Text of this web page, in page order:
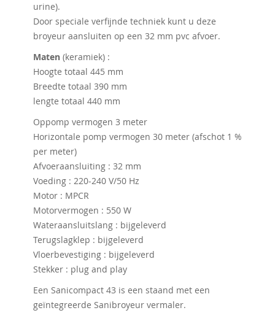
urine).
Door speciale verfijnde techniek kunt u deze
broyeur aansluiten op een 32 mm pvc afvoer.
Maten (keramiek) :
Hoogte totaal 445 mm
Breedte totaal 390 mm
lengte totaal 440 mm
Oppomp vermogen 3 meter
Horizontale pomp vermogen 30 meter (afschot 1 %
per meter)
Afvoeraansluiting : 32 mm
Voeding : 220-240 V/50 Hz
Motor : MPCR
Motorvermogen : 550 W
Wateraansluitslang : bijgeleverd
Terugslagklep : bijgeleverd
Vloerbevestiging : bijgeleverd
Stekker : plug and play
Een Sanicompact 43 is een staand met een
geïntegreerde Sanibroyeur vermaler.